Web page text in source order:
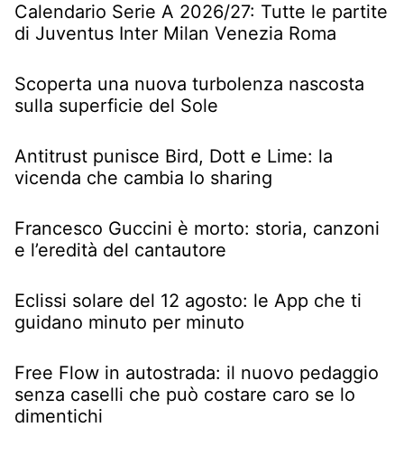
Calendario Serie A 2026/27: Tutte le partite
di Juventus Inter Milan Venezia Roma
Scoperta una nuova turbolenza nascosta
sulla superficie del Sole
Antitrust punisce Bird, Dott e Lime: la
vicenda che cambia lo sharing
Francesco Guccini è morto: storia, canzoni
e l’eredità del cantautore
Eclissi solare del 12 agosto: le App che ti
guidano minuto per minuto
Free Flow in autostrada: il nuovo pedaggio
senza caselli che può costare caro se lo
dimentichi